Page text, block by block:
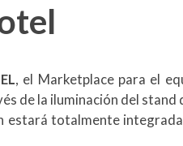
, el Marketplace para el
de la iluminación del
estará totalmente